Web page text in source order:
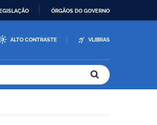
ÓRGÃOS DO GOVERNO
ALTO CONTRASTE VLIBRAS